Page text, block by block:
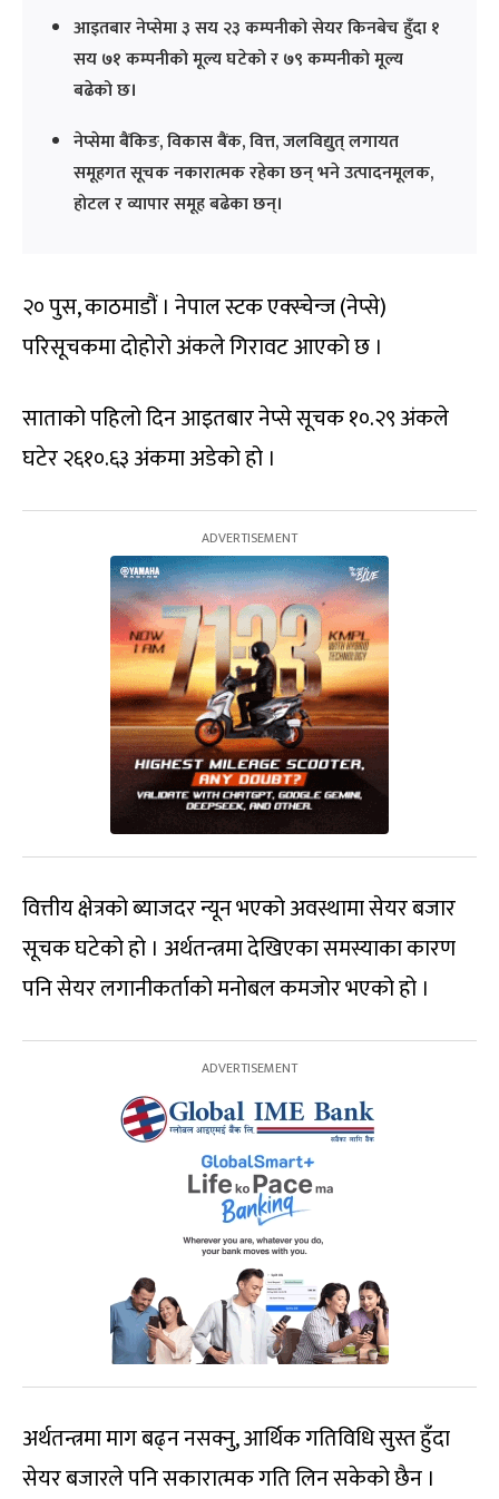
आइतबार नेप्सेमा ३ सय २३ कम्पनीको सेयर किनबेच हुँदा १
सय ७१ कम्पनीको मूल्य घटेको र ७९ कम्पनीको मूल्य
बढेको छ।
नेप्सेमा बैंकिङ, विकास बैंक, वित्त, जलविद्युत् लगायत
समूहगत सूचक नकारात्मक रहेका छन् भने उत्पादनमूलक,
होटल र व्यापार समूह बढेका छन्।
२० पुस, काठमाडौं । नेपाल स्टक एक्स्चेन्ज (नेप्से)
परिसूचकमा दोहोरो अंकले गिरावट आएको छ ।
साताको पहिलो दिन आइतबार नेप्से सूचक १०.२९ अंकले
घटेर २६१०.६३ अंकमा अडेको हो ।
वित्तीय क्षेत्रको ब्याजदर न्यून भएको अवस्थामा सेयर बजार
सूचक घटेको हो । अर्थतन्त्रमा देखिएका समस्याका कारण
पनि सेयर लगानीकर्ताको मनोबल कमजोर भएको हो ।
अर्थतन्त्रमा माग बढ्न नसक्नु, आर्थिक गतिविधि सुस्त हुँदा
सेयर बजारले पनि सकारात्मक गति लिन सकेको छैन ।